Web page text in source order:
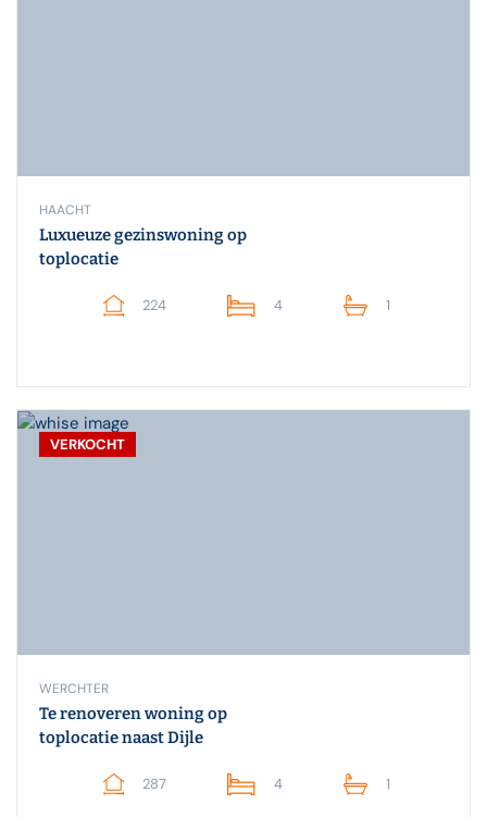
HAACHT
Luxueuze gezinswoning op
toplocatie
224 4 1
VERKOCHT
WERCHTER
Te renoveren woning op
toplocatie naast Dijle
287 4 1